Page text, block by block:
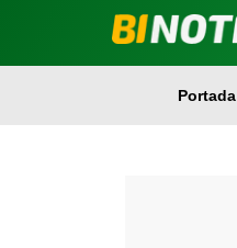
Portada